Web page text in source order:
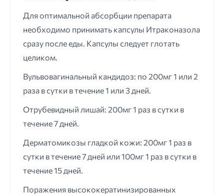
Для оптимальной абсорбции препарата
необходимо принимать капсулы Итраконазола
сразу после еды. Капсулы следует глотать
целиком.
Вульвовагинальный кандидоз: по 200мг 1 или 2
раза в сутки в течение 1 или 3 дней.
Отрубевидный лишай: 200мг 1 раз в сутки в
течение 7 дней.
Дерматомикозы гладкой кожи: 200мг 1 раз в
сутки в течение 7 дней или 100мг 1 раз в сутки в
течение 15 дней.
Поражения высококератинизированных